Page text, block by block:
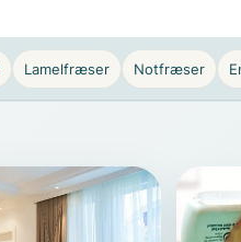
Lamelfræser Notfræser